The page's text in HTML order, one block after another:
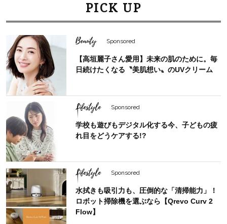
PICK UP
Beauty Sponsored
【高垣麗子さん愛用】未来の肌のために。毎
日続けたくなる〝美肌想い〟のUVクリーム
Lifestyle Sponsored
学校も遊びもデジタル化する今、子どもの疲
れ目をどうケアする!?
Lifestyle Sponsored
水拭きも吸引力も、圧倒的な「清掃能力」！
ロボット掃除機を選ぶなら【Qrevo Curv 2
Flow】